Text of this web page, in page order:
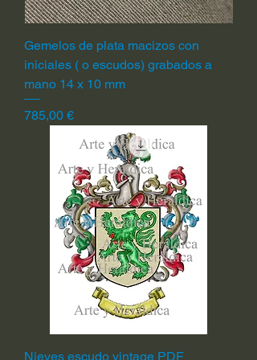
Gemelos de plata macizos con
iniciales ( o escudos) grabados a
mano 14 x 10 mm
Precio
785,00 €
Nieves escudo vintage PDF